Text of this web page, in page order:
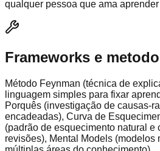
qualquer pessoa que ama
Frameworks e
Método Feynman (técnica de
linguagem simples para fixar
Porquês (investigação de causas-
encadeadas), Curva de
(padrão de esquecimento natural e
revisões), Mental Models (modelos